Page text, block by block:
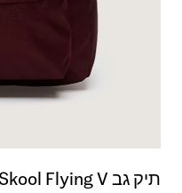
תיק גב Old Skool Flying V